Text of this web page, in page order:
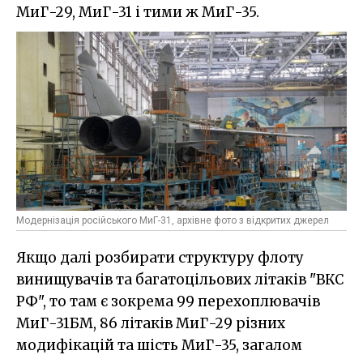
МиГ-29, МиГ-31 і тими ж МиГ-35.
Модернізація російського МиГ-31, архівне фото з відкритих джерел
Якщо далі розбирати структуру флоту
винищувачів та багатоцільових літаків "ВКС
РФ", то там є зокрема 99 перехоплювачів
МиГ-31БМ, 86 літаків МиГ-29 різних
модифікацій та шість МиГ-35, загалом